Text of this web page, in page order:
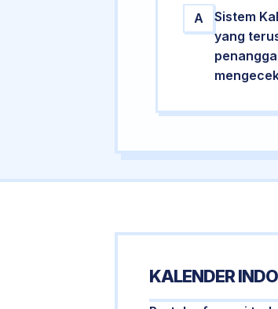
A
Sistem
yang
KALENDER